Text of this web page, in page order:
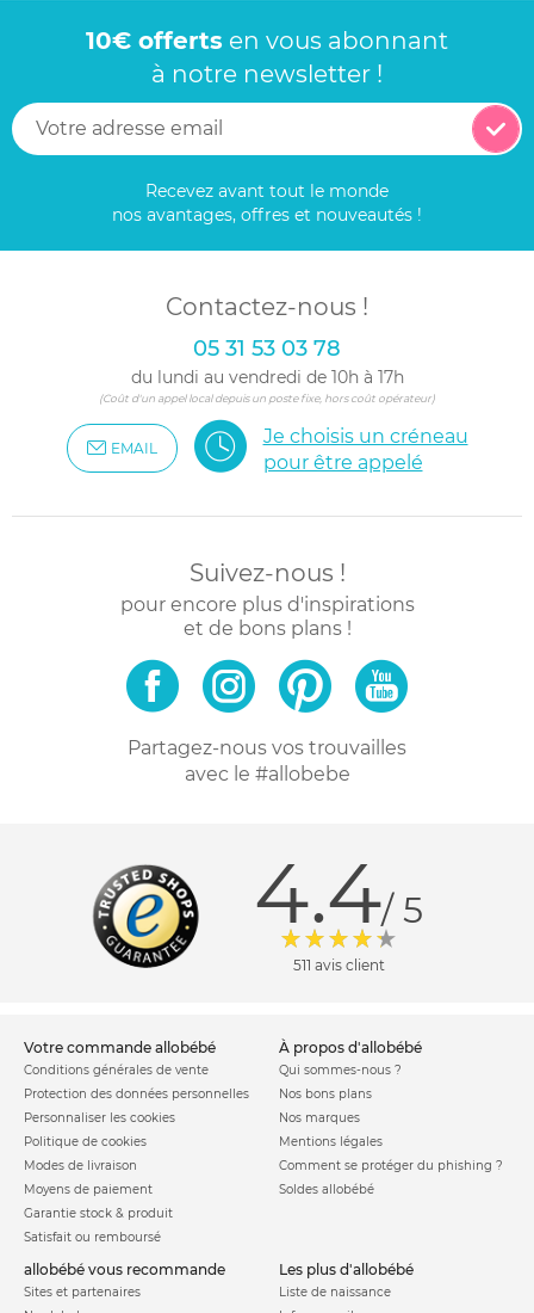
10€ offerts en vous abonnant
à notre newsletter !
Recevez avant tout le monde
nos avantages, offres et nouveautés !
Contactez-nous !
05 31 53 03 78
du lundi au vendredi de 10h à 17h
(Coût d'un appel local depuis un poste fixe, hors coût opérateur)
EMAIL
Je choisis un créneau
pour être appelé
Suivez-nous !
pour encore plus d'inspirations
et de bons plans !
Partagez-nous vos trouvailles
avec le #allobebe
4.4/ 5
511 avis client
votre commande allobébé
Conditions générales de vente
Protection des données personnelles
Personnaliser les cookies
Politique de cookies
Modes de livraison
Moyens de paiement
Garantie stock & produit
Satisfait ou remboursé
à propos d'allobébé
Qui sommes-nous ?
Nos bons plans
Nos marques
Mentions légales
Comment se protéger du phishing ?
Soldes allobébé
allobébé vous recommande
Sites et partenaires
les plus d'allobébé
Liste de naissance